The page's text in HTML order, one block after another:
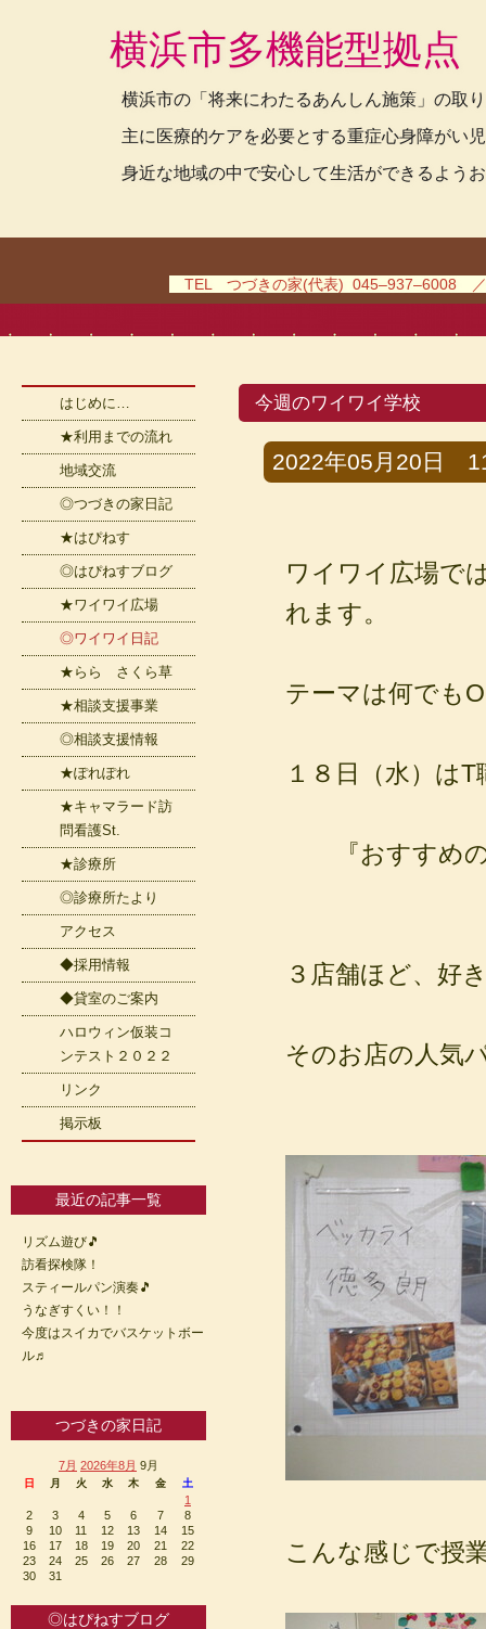
横浜市多機能型拠
横浜市の「将来にわたるあんしん施策」の取
主に医療的ケアを必要とする重症心身障がい
身近な地域の中で安心して生活ができるよう
TEL つづきの家(代表) 045–937–6008
今週のワイワイ学校
2022年05月20日
ワイワイ広場で
れます。
テーマは何でも
１８日（水）は
『おすすめの
３店舗ほど、好
そのお店の人気
こんな感じで授
はじめに…
★利用までの流れ
地域交流
◎つづきの家日記
★はぴねす
◎はぴねすブログ
★ワイワイ広場
◎ワイワイ日記
★らら さくら草
★相談支援事業
◎相談支援情報
★ぽれぽれ
★キャマラード訪
問看護St.
★診療所
◎診療所たより
アクセス
◆採用情報
◆貸室のご案内
ハロウィン仮装コ
ンテスト２０２２
リンク
掲示板
最近の記事一覧
リズム遊び🎵
訪看探検隊！
スティールパン演奏🎵
うなぎすくい！！
今度はスイカでバスケットボー
ル♬
つづきの家日記
7月 2026年8月 9月
日 月 火 水 木 金 土
1
2
3 4 5 6 7
8
9
10 11 12 13 14
15
16
17 18 19 20 21
22
23
24 25 26 27 28
29
30
31
◎はぴねすブログ